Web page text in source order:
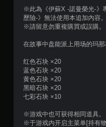
※此為《伊蘇X -諾曼榮光-》
歷險-》無法使用本追加內容。
※請留意勿重複購買或誤購。
在故事中盘能派上用场的玛那
红色石块 ×20
蓝色石块 ×20
黄色石块 ×20
黑暗石块 ×20
七彩石块 ×10
※游戏中也可获得相同道具。
※于游戏内开启主菜单[持有